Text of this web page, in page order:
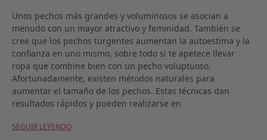
Unos pechos más grandes y voluminosos se asocian a
menudo con un mayor atractivo y feminidad. También se
cree que los pechos turgentes aumentan la autoestima y la
confianza en uno mismo, sobre todo si te apetece llevar
ropa que combine bien con un pecho voluptuoso.
Afortunadamente, existen métodos naturales para
aumentar el tamaño de los pechos. Estas técnicas dan
resultados rápidos y pueden realizarse en
SEGUIR LEYENDO